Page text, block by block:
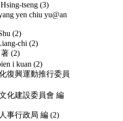
tseng (3)
yen chiu yu@an
(2)
chi (2)
(2)
i kuan (2)
復興運動推行委員
化建設委員會 編
事行政局 編 (2)